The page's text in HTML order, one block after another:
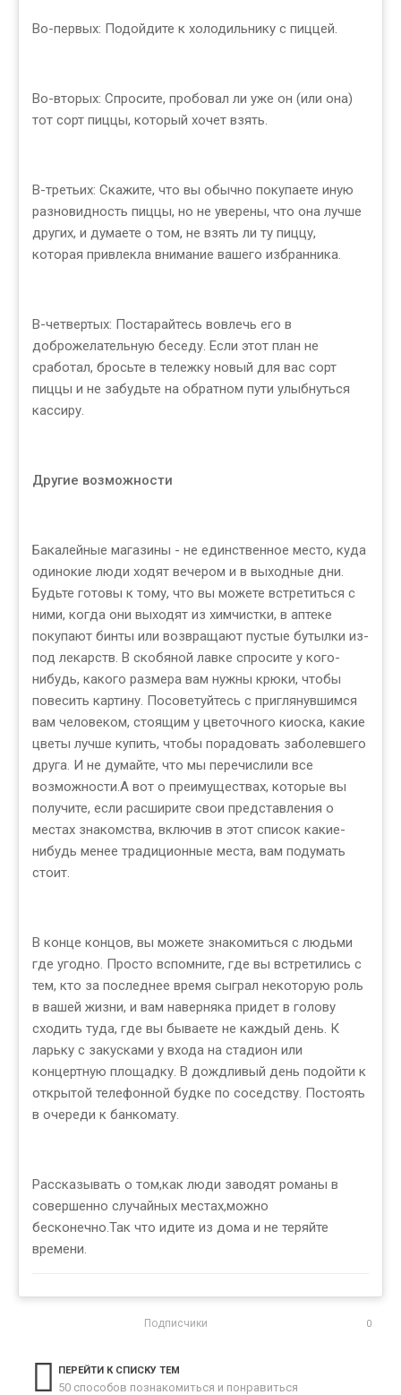
Во-первых: Подойдите к холодильнику с пиццей.
Во-вторых: Спросите, пробовал ли уже он (или она)
тот сорт пиццы, который хочет взять.
В-третьих: Скажите, что вы обычно покупаете иную
разновидность пиццы, но не уверены, что она лучше
других, и думаете о том, не взять ли ту пиццу,
которая привлекла внимание вашего избранника.
В-четвертых: Постарайтесь вовлечь его в
доброжелательную беседу. Если этот план не
сработал, бросьте в тележку новый для вас сорт
пиццы и не забудьте на обратном пути улыбнуться
кассиру.
Другие возможности
Бакалейные магазины - не единственное место, куда
одинокие люди ходят вечером и в выходные дни.
Будьте готовы к тому, что вы можете встретиться с
ними, когда они выходят из химчистки, в аптеке
покупают бинты или возвращают пустые бутылки из-
под лекарств. В скобяной лавке спросите у кого-
нибудь, какого размера вам нужны крюки, чтобы
повесить картину. Посоветуйтесь с приглянувшимся
вам человеком, стоящим у цветочного киоска, какие
цветы лучше купить, чтобы порадовать заболевшего
друга. И не думайте, что мы перечислили все
возможности.А вот о преимуществах, которые вы
получите, если расширите свои представления о
местах знакомства, включив в этот список какие-
нибудь менее традиционные места, вам подумать
стоит.
В конце концов, вы можете знакомиться с людьми
где угодно. Просто вспомните, где вы встретились с
тем, кто за последнее время сыграл некоторую роль
в вашей жизни, и вам наверняка придет в голову
сходить туда, где вы бываете не каждый день. К
ларьку с закусками у входа на стадион или
концертную площадку. В дождливый день подойти к
открытой телефонной будке по соседству. Постоять
в очереди к банкомату.
Рассказывать о том,как люди заводят романы в
совершенно случайных местах,можно
бесконечно.Так что идите из дома и не теряйте
времени.
Подписчики 0
ПЕРЕЙТИ К СПИСКУ ТЕМ
50 способов познакомиться и понравиться